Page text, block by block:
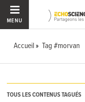
MENU
Accueil Tag #morvan
TOUS LES CONTENUS TAGUÉS